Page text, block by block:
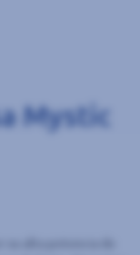
Mystic